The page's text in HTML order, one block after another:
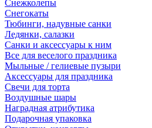
Снежколепы
Снегокаты
Тюбинги, надувные санки
Ледянки, салазки
Санки и аксессуары к ним
Все для веселого праздника
Мыльные / гелиевые пузыри
Аксессуары для праздника
Свечи для торта
Воздушные шары
Наградная атрибутика
Подарочная упаковка